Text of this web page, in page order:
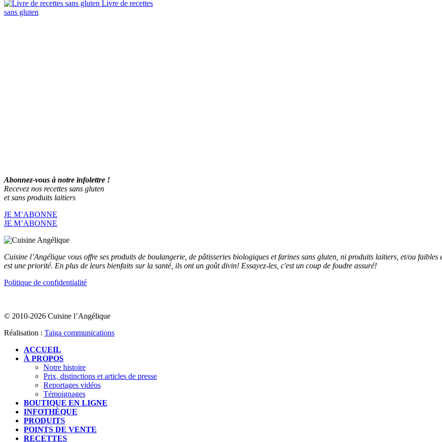
Livre de recettes
sans gluten
Abonnez-vous à notre infolettre !
Recevez nos recettes sans gluten
et sans produits laitiers
JE M’ABONNE
JE M’ABONNE
Cuisine l’Angélique vous offre ses produits de boulangerie, de pâtisseries biologiques et farines sans gluten, ni produits laitiers, et/ou
est une priorité. En plus de leurs bienfaits sur la santé, ils ont un goût divin! Essayez-les, c'est un coup de foudre assuré!
Politique de confidentialité
© 2010-2026 Cuisine l’Angélique
Réalisation : Taïga communications
ACCUEIL
À PROPOS
Notre histoire
Prix, distinctions et articles de presse
Reportages vidéos
Témoignages
BOUTIQUE EN LIGNE
INFOTHÈQUE
PRODUITS
POINTS DE VENTE
RECETTES